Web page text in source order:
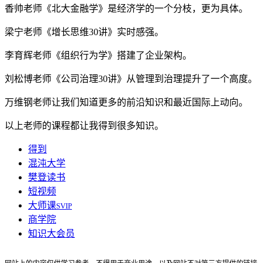
香帅老师《北大金融学》是经济学的一个分枝，更为具体。
梁宁老师《增长思维30讲》实时感强。
李育辉老师《组织行为学》搭建了企业架构。
刘松博老师《公司治理30讲》从管理到治理提升了一个高度。
万维钢老师让我们知道更多的前沿知识和最近国际上动向。
以上老师的课程都让我得到很多知识。
得到
混沌大学
樊登读书
短视频
大师课SVIP
商学院
知识大会员